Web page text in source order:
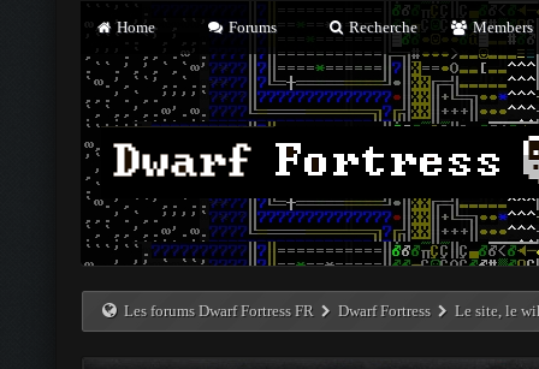
Home Forums Recherche Members
Les forums Dwarf Fortress FR Dwarf Fortress Le site, le